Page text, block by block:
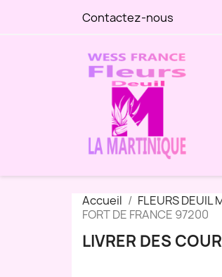
Contactez-nous
Accueil FLEURS DEUIL
FORT DE FRANCE 97200
LIVRER DES